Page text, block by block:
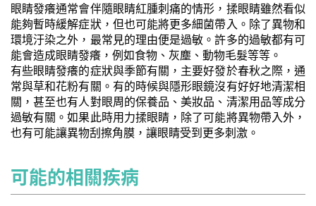
眼睛發癢通常會伴隨眼睛紅腫刺痛的情形，揉眼睛雖然看似
能夠暫時緩解症狀，但也可能將更多細菌帶入。除了異物和
環境汙染之外，最常見的理由便是過敏。許多的過敏都有可
能會造成眼睛發癢，例如食物、灰塵、動物毛髮等等。
有些眼睛發癢的症狀與季節有關，主要好發於春秋之際，通
常與草和花粉有關。有的時候與隱形眼鏡沒有好好地清潔相
關，甚至也有人對眼周的保養品、美妝品、清潔用品等成分
過敏有關。如果此時用力揉眼睛，除了可能將異物帶入外，
也有可能讓異物刮擦角膜，讓眼睛受到更多刺激。
可能的相關疾病